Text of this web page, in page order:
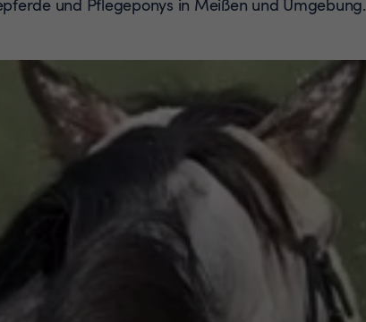
und Pflegeponys in Meißen und Umgebung.